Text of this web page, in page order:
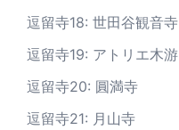
逗留寺18: 世田谷観音寺
逗留寺19: アトリエ木游
逗留寺20: 圓満寺
逗留寺21: 月山寺